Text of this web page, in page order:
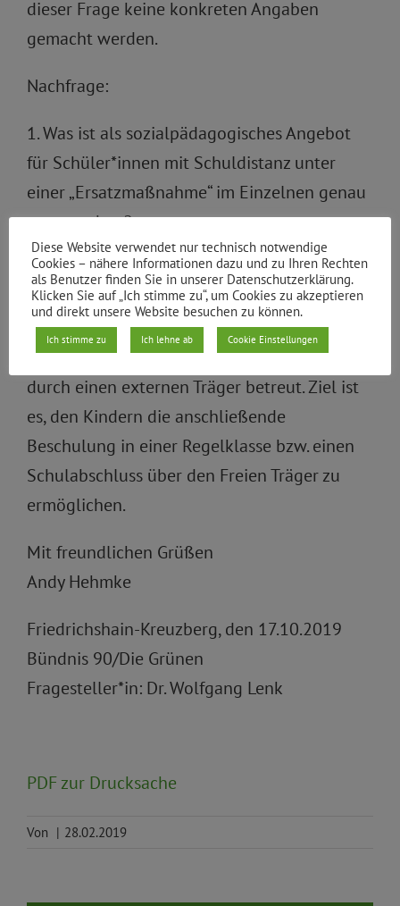
dieser Frage keine konkreten Angaben
gemacht werden.
Nachfrage:
1. Was ist als sozialpädagogisches Angebot
für Schüler*innen mit Schuldistanz unter
einer „Ersatzmaßnahme“ im Einzelnen genau
zu verstehen?
Unter einer Ersatzmaßnahme versteht man
z.B. ein Schulersatzprojekt, hierbei werden
die Schülerinnen und Schüler für einen
befristeten Zeitraum in kleinen Gruppen
durch einen externen Träger betreut. Ziel ist
es, den Kindern die anschließende
Beschulung in einer Regelklasse bzw. einen
Schulabschluss über den Freien Träger zu
ermöglichen.
Mit freundlichen Grüßen
Andy Hehmke
Friedrichshain-Kreuzberg, den 17.10.2019
Bündnis 90/Die Grünen
Fragesteller*in: Dr. Wolfgang Lenk
PDF zur Drucksache
Von | 28.02.2019
Diese Website verwendet nur technisch notwendige
Cookies – nähere Informationen dazu und zu Ihren Rechten
als Benutzer finden Sie in unserer Datenschutzerklärung.
Klicken Sie auf „Ich stimme zu“, um Cookies zu akzeptieren
und direkt unsere Website besuchen zu können.
Ich stimme zu Ich lehne ab Cookie Einstellungen